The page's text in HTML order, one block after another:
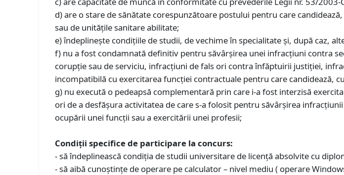
d) are o stare de sănătate corespunzătoare postului pentru care
sau de unităţile sanitare abilitate;
e) îndeplineşte condiţiile de studii, de vechime în specialitate și, după caz,
f) nu a fost condamnată definitiv pentru săvârşirea unei infracţiuni contra
corupție sau de serviciu, infracțiuni de fals ori contra înfăptuirii justiției,
incompatibilă cu exercitarea funcţiei contractuale pentru care candidează,
g) nu execută o pedeapsă complementară prin care i-a fost interzisă
ori de a desfășura activitatea de care s-a folosit pentru săvârșirea
ocupării unei funcții sau a exercitării unei profesii;
Condiţii specifice de participare la concurs:
- să îndeplinească condiția de studii universitare de licență absolvite cu
- să aibă cunoștințe de operare pe calculator – nivel mediu ( operare